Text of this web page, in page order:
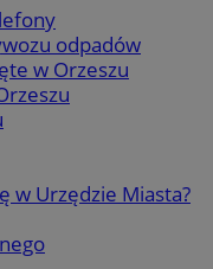
odpadów
w Orzeszu
w Urzędzie Miasta?